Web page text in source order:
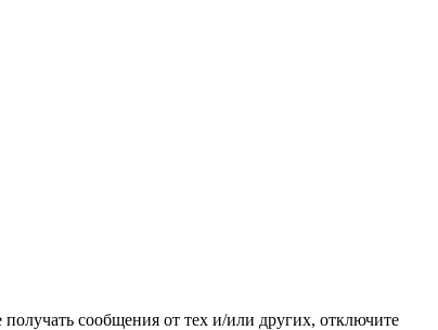
сообщения от тех и/или других, отключите